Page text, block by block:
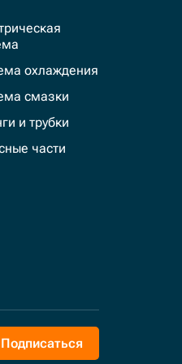
охлаждения
смазки
и трубки
части
Подписаться